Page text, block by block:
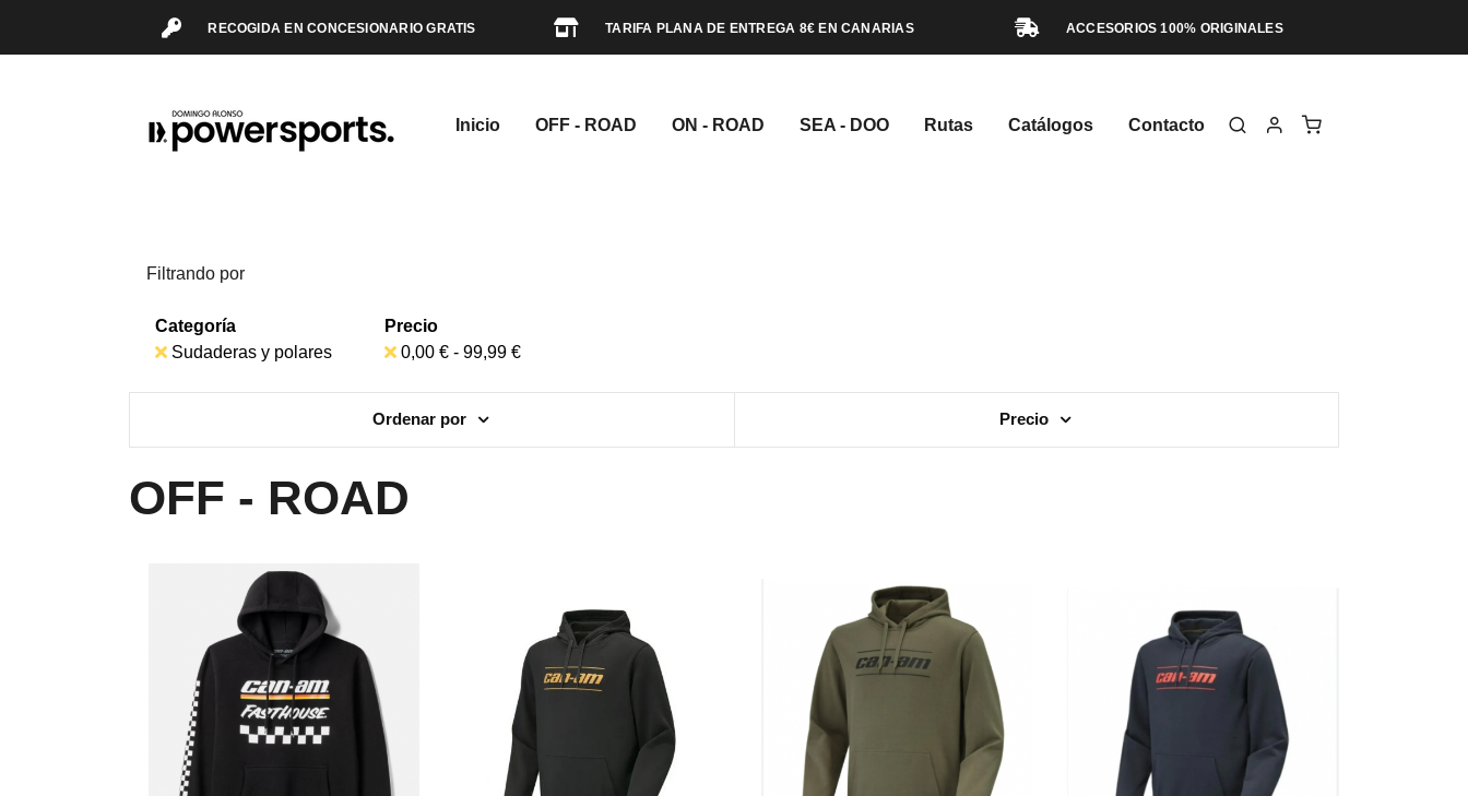
RECOGIDA EN CONCESIONARIO GRATIS TARIFA PLANA DE ENTREGA 8€ EN CANARIAS ACCESORIOS 100% ORIGINALES
Inicio OFF - ROAD ON - ROAD SEA - DOO Rutas Catálogos Contacto
Filtrando por
Categoría
Sudaderas y polares
Precio
0,00 € - 99,99 €
Ordenar por Precio
OFF - ROAD